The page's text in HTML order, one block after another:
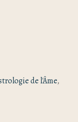
de l'Âme,